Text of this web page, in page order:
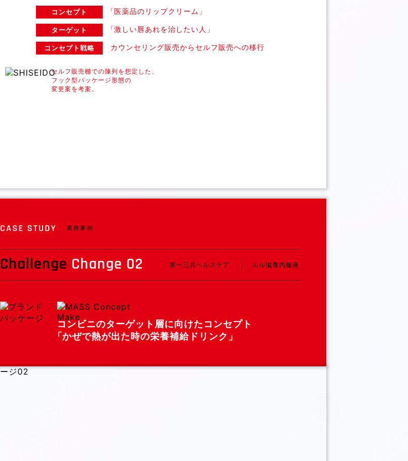
コンセプト 「 医薬品のリップクリーム」
ターゲット 「激しい唇あれを治したい人」
コンセプト戦略 カウンセリング販売からセルフ販売への移行
セルフ販売棚での陳列を想定した、
フック型パッケージ形態の
変更案を考案。
CASE STUDY 業務事例
Challenge Change 02 第一三共ヘルスケア ルル滋養内服液
コンビニのターゲット層に向けたコンセプト
「 かぜで熱が出た時の栄養補給ドリンク」